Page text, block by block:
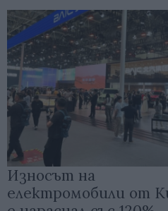
Износът на
електромобили от